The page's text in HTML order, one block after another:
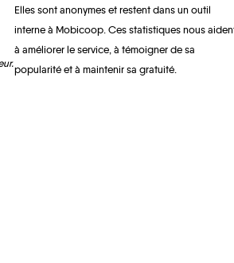
CONTACTEZ-
Elles sont anonymes et restent dans un outil
interne à Mobicoop. Ces statistiques nous
à améliorer le service, à témoigner de sa
popularité et à maintenir sa gratuité.